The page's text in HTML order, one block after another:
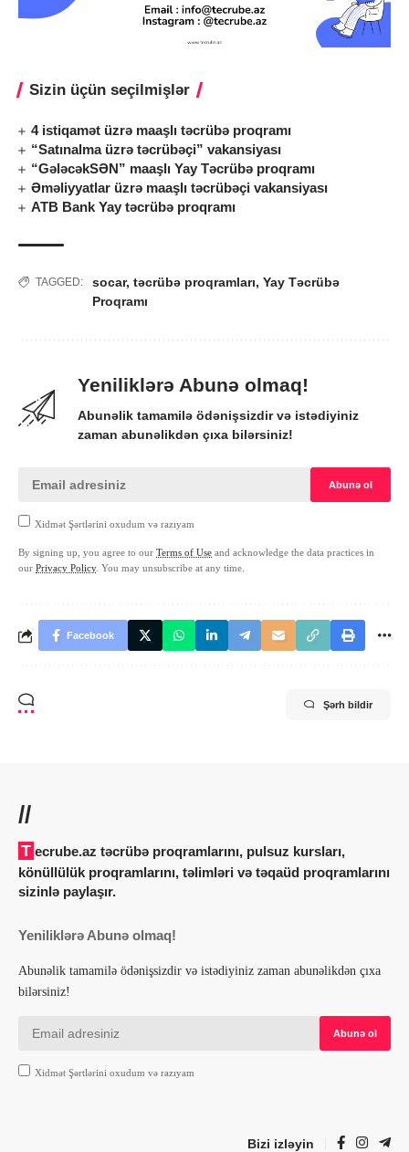
Sizin üçün seçilmişlər
4 istiqamət üzrə maaşlı təcrübə proqramı
“Satınalma üzrə təcrübəçi” vakansiyası
“GələcəkSƏN” maaşlı Yay Təcrübə proqramı
Əməliyyatlar üzrə maaşlı təcrübəçi vakansiyası
ATB Bank Yay təcrübə proqramı
TAGGED: socar, təcrübə proqramları, Yay Təcrübə
Proqramı
Yeniliklərə Abunə olmaq!
Abunəlik tamamilə ödənişsizdir və istədiyiniz
zaman abunəlikdən çıxa bilərsiniz!
Xidmət Şərtlərini oxudum və razıyam
By signing up, you agree to our Terms of Use and acknowledge the data practices in
our Privacy Policy. You may unsubscribe at any time.
Facebook
Şərh bildir
//
Tecrube.az təcrübə proqramlarını, pulsuz kursları,
könüllülük proqramlarını, təlimləri və təqaüd proqramlarını
sizinlə paylaşır.
Yeniliklərə Abunə olmaq!
Abunəlik tamamilə ödənişsizdir və istədiyiniz zaman abunəlikdən çıxa
bilərsiniz!
Xidmət Şərtlərini oxudum və razıyam
Bizi izləyin